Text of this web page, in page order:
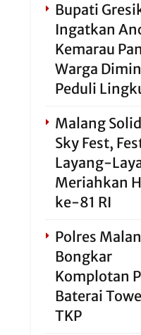
Bupati
Ingatkan
Kemarau
Warga
Peduli
Malang
Sky Fest,
Layang-
Meriahkan
ke-81 RI
Polres
Bongkar
Komplotan
Baterai
TKP